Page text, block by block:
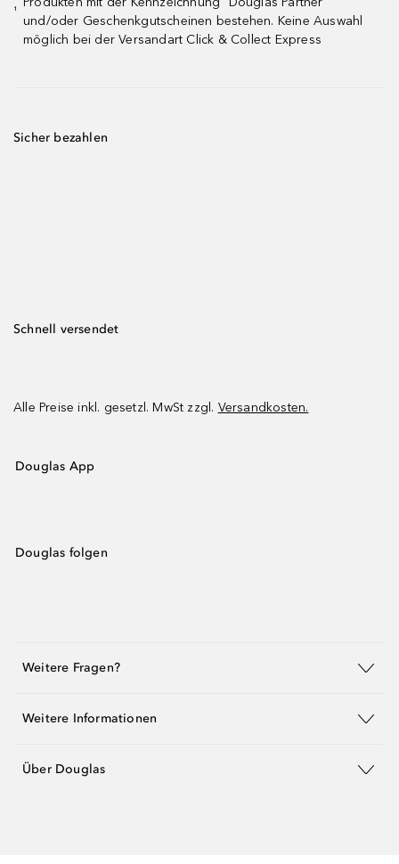
¹
und/oder Geschenkgutscheinen bestehen. Keine Auswahl
möglich bei der Versandart Click & Collect Express
Sicher bezahlen
Schnell versendet
Alle Preise inkl. gesetzl. MwSt zzgl. Versandkosten.
Douglas App
Douglas folgen
Weitere Fragen?
Weitere Informationen
Über Douglas